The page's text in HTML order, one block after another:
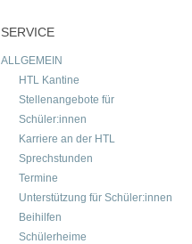
SERVICE
ALLGEMEIN
HTL Kantine
Stellenangebote für
Schüler:innen
Karriere an der HTL
Sprechstunden
Termine
Unterstützung für Schüler:innen
Beihilfen
Schülerheime